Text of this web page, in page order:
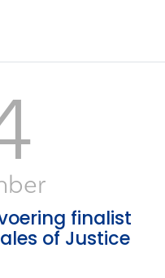
finalist
of Justice